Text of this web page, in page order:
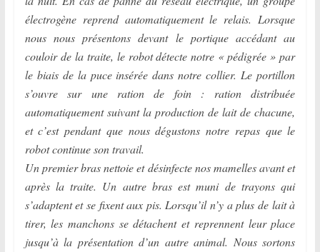
électrogène reprend automatiquement le relais. Lorsque
nous nous présentons devant le portique accédant au
couloir de la traite, le robot détecte notre « pédigrée » par
le biais de la puce insérée dans notre collier. Le portillon
s’ouvre sur une ration de foin : ration distribuée
automatiquement suivant la production de lait de chacune,
et c’est pendant que nous dégustons notre repas que le
robot continue son travail.
Un premier bras nettoie et désinfecte nos mamelles avant et
après la traite. Un autre bras est muni de trayons qui
s’adaptent et se fixent aux pis. Lorsqu’il n’y a plus de lait à
tirer, les manchons se détachent et reprennent leur place
jusqu’à la présentation d’un autre animal. Nous sortons